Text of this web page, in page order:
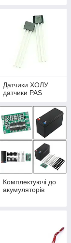
Датчики ХОЛУ
датчики PAS
Комплектуючі до
акумуляторів